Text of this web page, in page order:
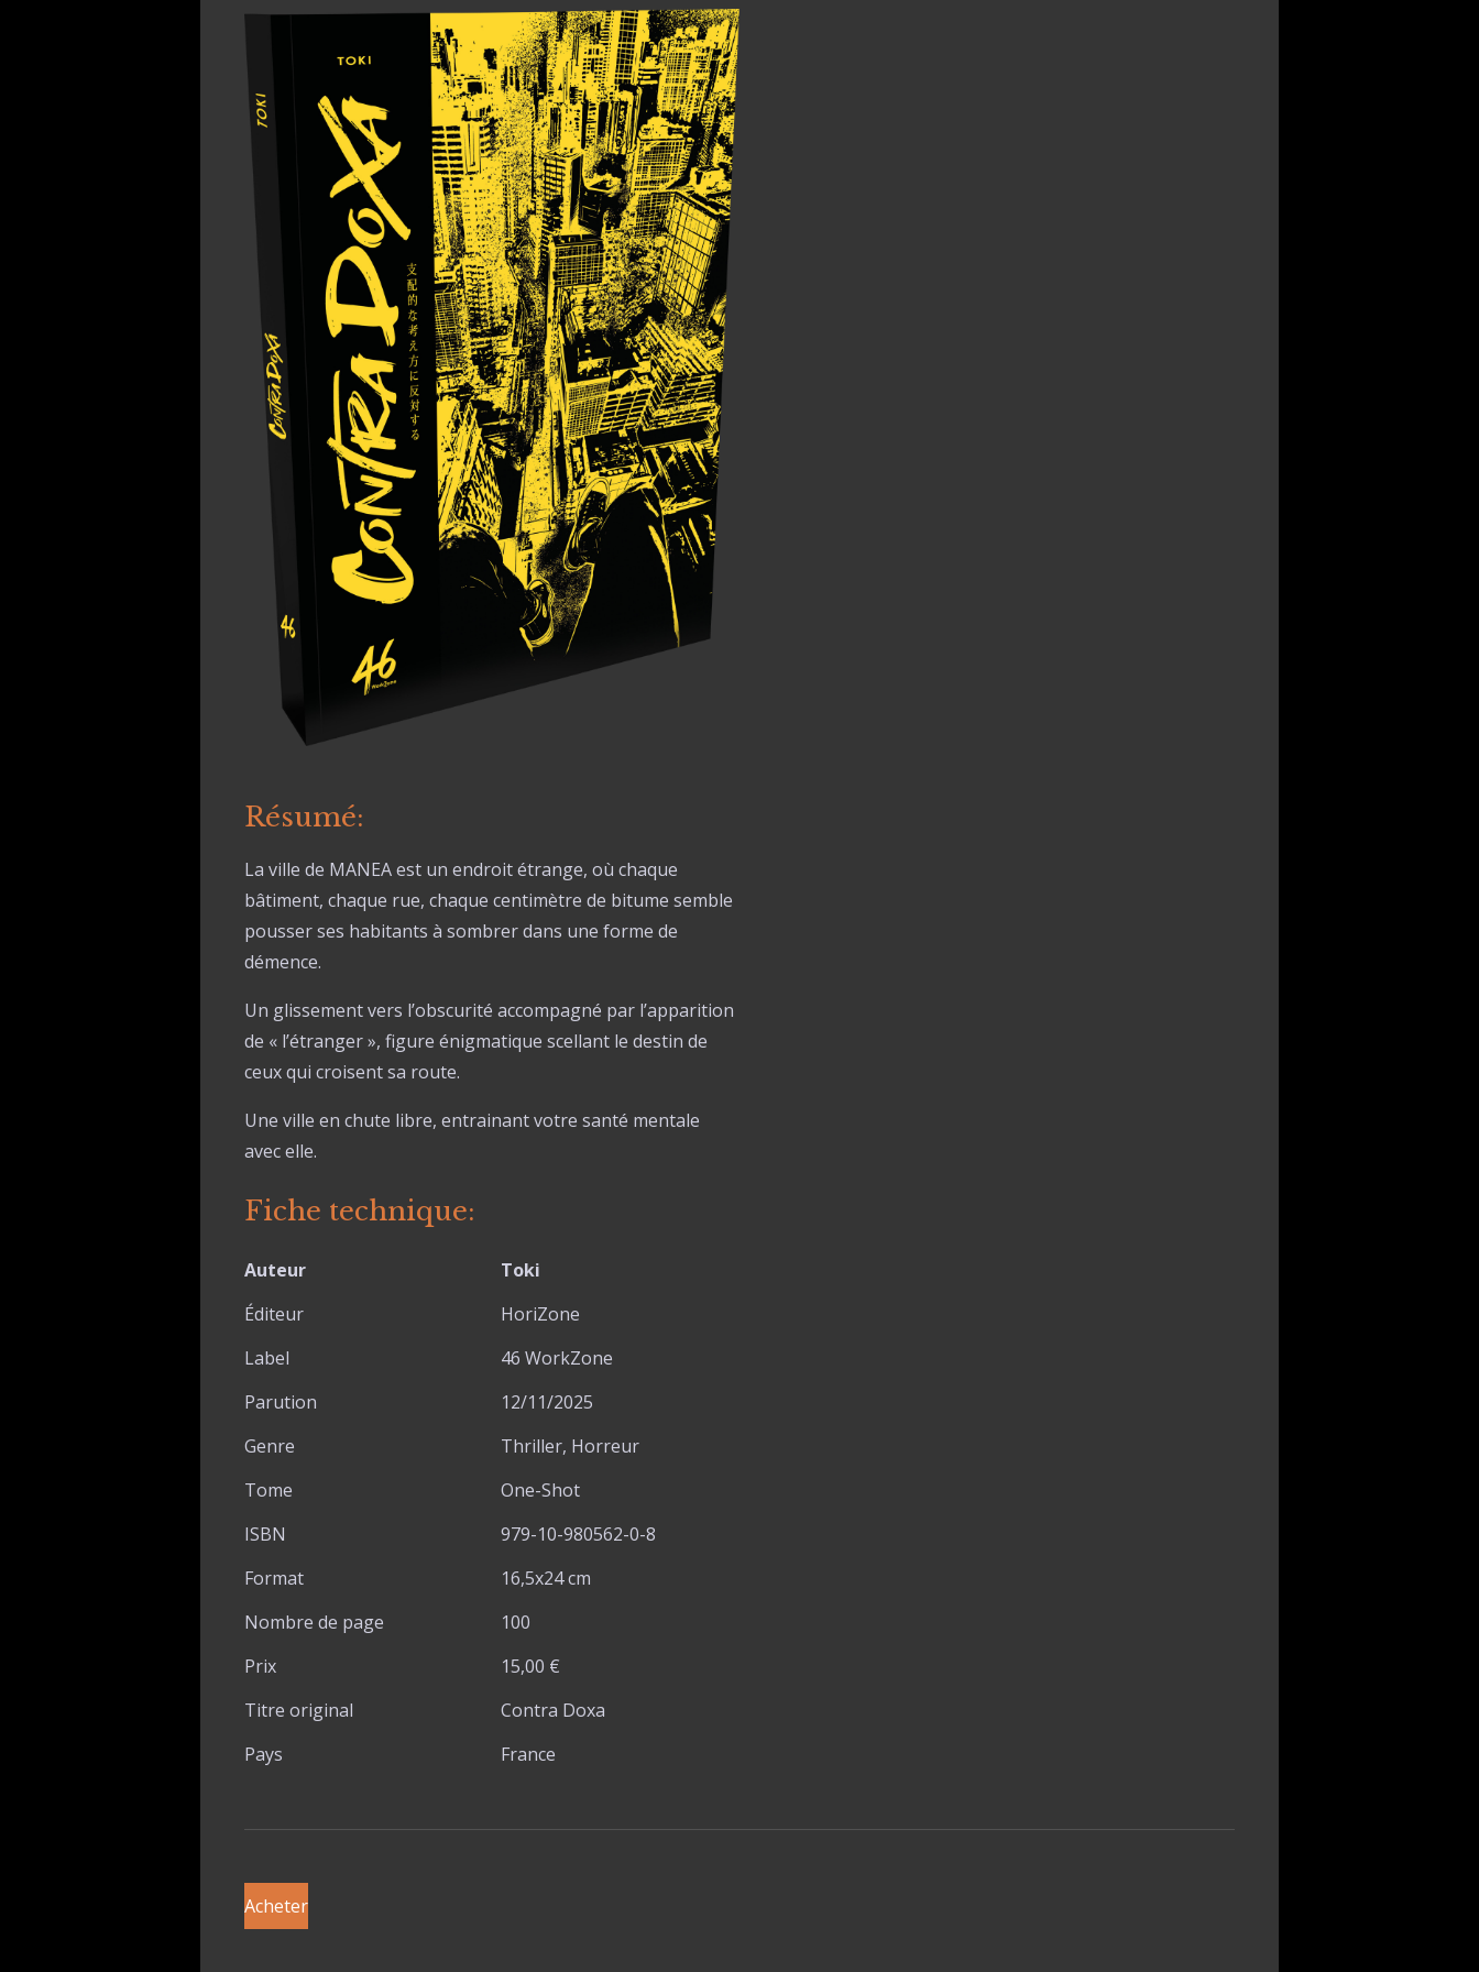
Résumé:
La ville de MANEA est un endroit étrange, où chaque
bâtiment, chaque rue, chaque centimètre de bitume semble
pousser ses habitants à sombrer dans une forme de
démence.
Un glissement vers l’obscurité accompagné par l’apparition
de « l’étranger », figure énigmatique scellant le destin de
ceux qui croisent sa route.
Une ville en chute libre, entrainant votre santé mentale
avec elle.
Fiche technique:
Auteur
Toki
Éditeur
HoriZone
Label
46 WorkZone
Parution
12/11/2025
Genre
Thriller, Horreur
Tome
One-Shot
ISBN
979-10-980562-0-8
Format
16,5x24 cm
Nombre de page
100
Prix
15,00 €
Titre original
Contra Doxa
Pays
France
Acheter